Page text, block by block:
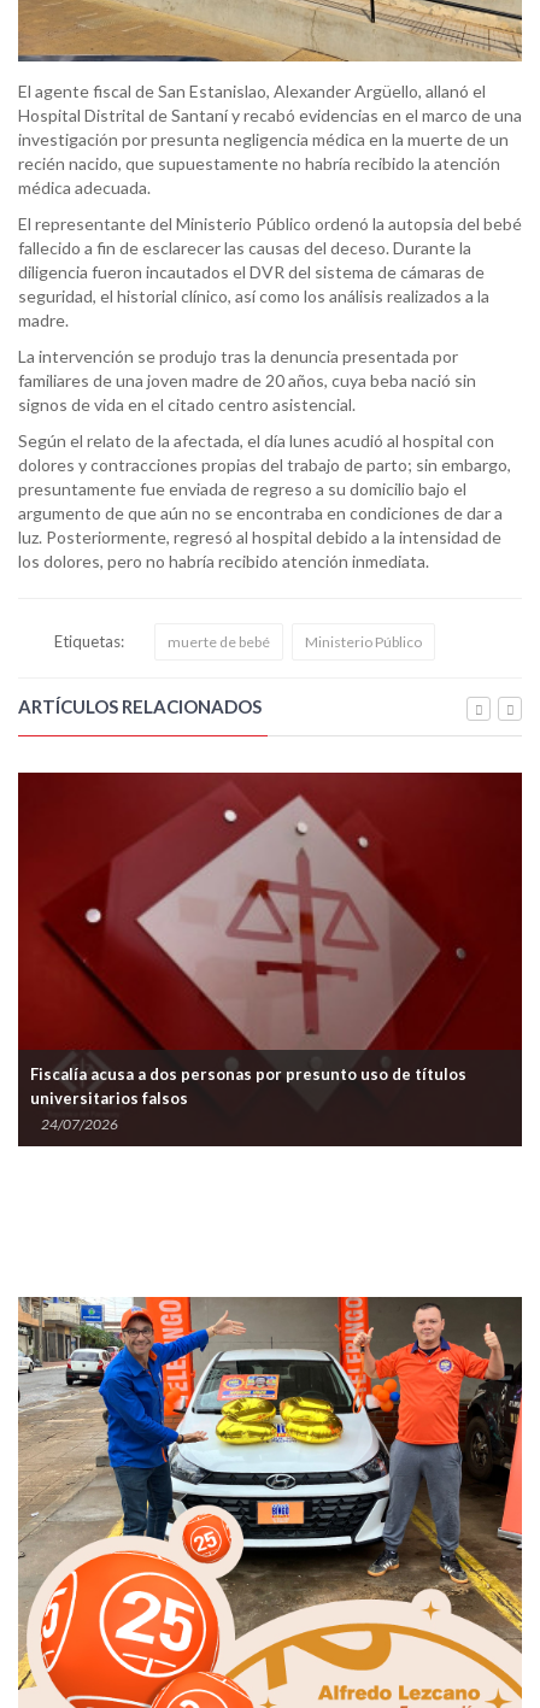
El agente fiscal de San Estanislao, Alexander Argüello, allanó el
Hospital Distrital de Santaní y recabó evidencias en el marco de una
investigación por presunta negligencia médica en la muerte de un
recién nacido, que supuestamente no habría recibido la atención
médica adecuada.
El representante del Ministerio Público ordenó la autopsia del bebé
fallecido a fin de esclarecer las causas del deceso. Durante la
diligencia fueron incautados el DVR del sistema de cámaras de
seguridad, el historial clínico, así como los análisis realizados a la
madre.
La intervención se produjo tras la denuncia presentada por
familiares de una joven madre de 20 años, cuya beba nació sin
signos de vida en el citado centro asistencial.
Según el relato de la afectada, el día lunes acudió al hospital con
dolores y contracciones propias del trabajo de parto; sin embargo,
presuntamente fue enviada de regreso a su domicilio bajo el
argumento de que aún no se encontraba en condiciones de dar a
luz. Posteriormente, regresó al hospital debido a la intensidad de
los dolores, pero no habría recibido atención inmediata.
Etiquetas: muerte de bebé Ministerio Público
ARTÍCULOS RELACIONADOS
Fiscalía acusa a dos personas por presunto uso de títulos
universitarios falsos
24/07/2026